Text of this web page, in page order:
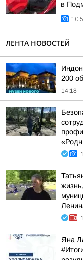
в
ЛЕНТА НОВОСТЕЙ
200
14:18
Яна